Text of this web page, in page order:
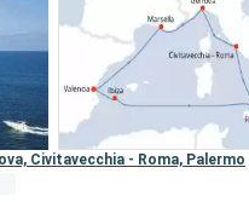
Civitavecchia - Roma, Palermo